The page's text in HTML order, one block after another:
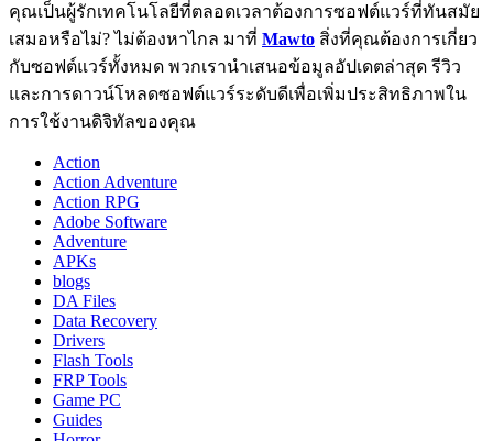
Download
+
Keygen
คุณเป็นผู้รักเทคโนโลยีที่ตลอดเวลาต้องการซอฟต์แวร์ที่ทันสมัย
เสมอหรือไม่? ไม่ต้องหาไกล มาที่ Mawto สิ่งที่คุณต้องการเกี่ยว
กับซอฟต์แวร์ทั้งหมด พวกเรานำเสนอข้อมูลอัปเดตล่าสุด รีวิว
และการดาวน์โหลดซอฟต์แวร์ระดับดีเพื่อเพิ่มประสิทธิภาพใน
การใช้งานดิจิทัลของคุณ
Action
Action Adventure
Action RPG
Adobe Software
Adventure
APKs
blogs
DA Files
Data Recovery
Drivers
Flash Tools
FRP Tools
Game PC
Guides